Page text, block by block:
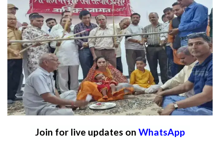
Join for live updates on WhatsApp